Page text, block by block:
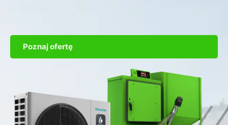
Poznaj ofertę